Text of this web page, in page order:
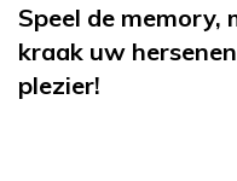
Speel de memory,
kraak uw
plezier!